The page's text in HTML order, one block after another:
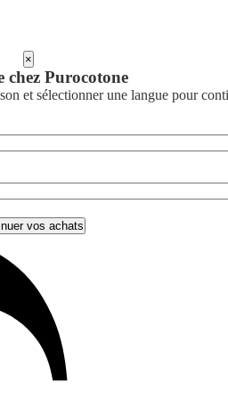
×
chez Purocotone
et sélectionner une langue pour
vos achats